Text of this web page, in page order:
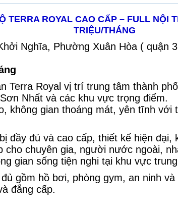
TERRA ROYAL CAO CẤP – FULL NỘI
TRIỆU/THÁNG
Nghĩa, Phường Xuân Hòa ( quận
Terra Royal vị trí trung tâm thành
Nhất và các khu vực trọng điểm.
không gian thoáng mát, yên tĩnh với
đầy đủ và cao cấp, thiết kế hiện đại,
cho chuyên gia, người nước ngoài,
gian sống tiện nghi tại khu vực
gồm hồ bơi, phòng gym, an ninh
đẳng cấp.